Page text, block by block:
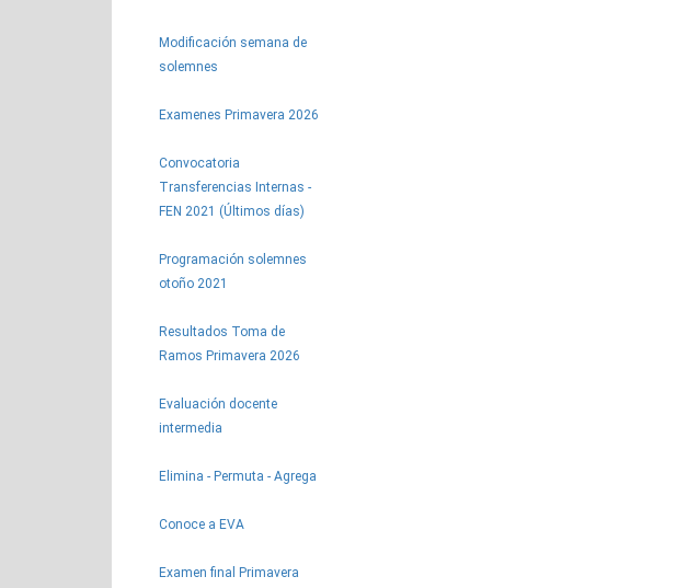
Modificación semana de
solemnes
Examenes Primavera 2026
Convocatoria
Transferencias Internas -
FEN 2021 (Últimos días)
Programación solemnes
otoño 2021
Resultados Toma de
Ramos Primavera 2026
Evaluación docente
intermedia
Elimina - Permuta - Agrega
Conoce a EVA
Examen final Primavera